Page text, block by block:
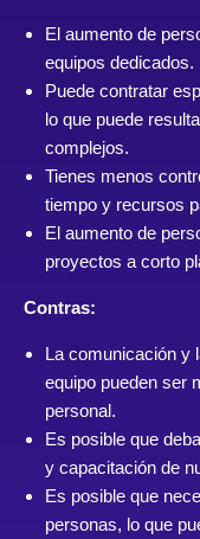
El aumento de
equipos dedicados.
Puede contratar
lo que puede
complejos.
Tienes menos
tiempo y recursos
El aumento de
proyectos a corto
Contras:
La comunicación y
equipo pueden ser
personal.
Es posible que
y capacitación de
Es posible que
personas, lo que